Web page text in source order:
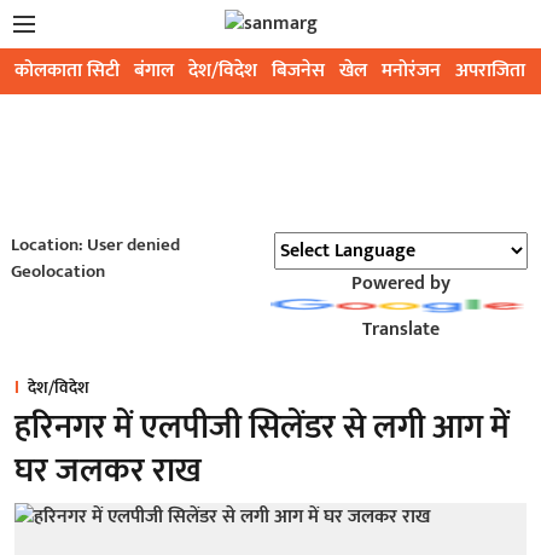
कोलकाता सिटी बंगाल देश/विदेश बिजनेस खेल मनोरंजन अपराजिता
Location: User denied
Geolocation
Powered by
Translate
देश/विदेश
हरिनगर में एलपीजी सिलेंडर से लगी आग में
घर जलकर राख